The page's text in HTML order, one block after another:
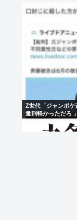
Z世代「ジャンポ
量刑軽かっただろ